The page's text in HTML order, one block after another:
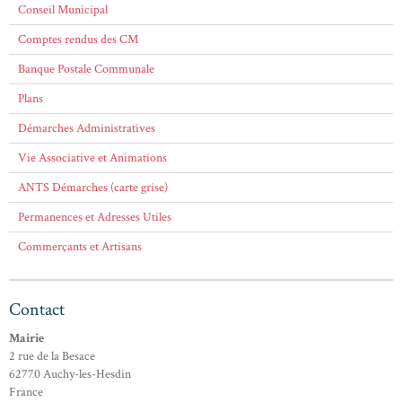
Conseil Municipal
Comptes rendus des CM
Banque Postale Communale
Plans
Démarches Administratives
Vie Associative et Animations
ANTS Démarches (carte grise)
Permanences et Adresses Utiles
Commerçants et Artisans
Contact
Mairie
2 rue de la Besace
62770 Auchy-les-Hesdin
France